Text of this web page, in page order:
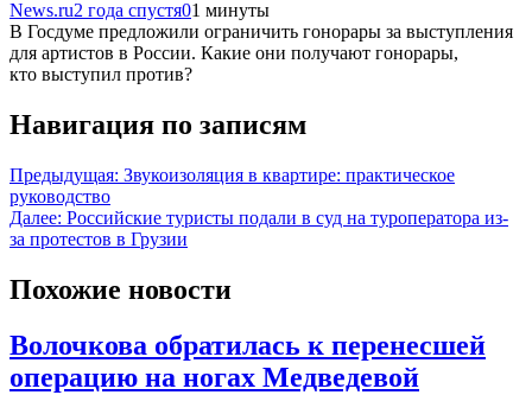
News.ru2 года спустя01 минуты
В Госдуме предложили ограничить гонорары за выступления
для артистов в России. Какие они получают гонорары,
кто выступил против?
Навигация по записям
Предыдущая: Звукоизоляция в квартире: практическое
руководство
Далее: Российские туристы подали в суд на туроператора из-
за протестов в Грузии
Похожие новости
Волочкова обратилась к перенесшей
операцию на ногах Медведевой